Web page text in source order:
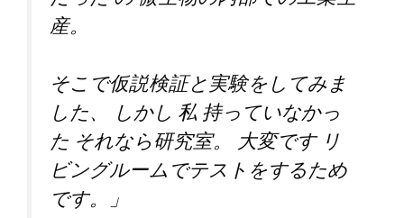
産。
そこで仮説検証と実験をしてみま
した、 しかし 私持っていなかっ
た それなら研究室。 大変ですリ
ビングルームでテストをするため
です。」